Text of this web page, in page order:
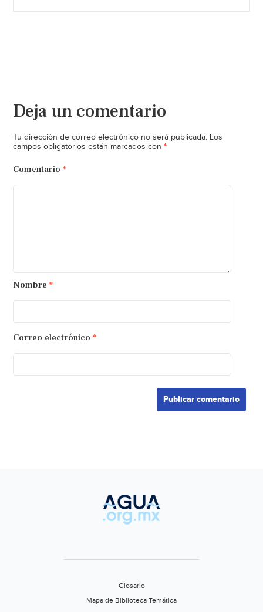
Deja un comentario
Tu dirección de correo electrónico no será publicada. Los
campos obligatorios están marcados con *
Comentario *
Nombre *
Correo electrónico *
Glosario
Mapa de Biblioteca Temática